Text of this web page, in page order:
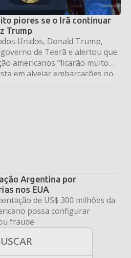
piores se o Irã continuar
Trump
Unidos, Donald Trump,
de Teerã e alertou que
americanos “ficarão muito
em alvejar embarcações no
das rotas marítimas mais
de petróleo. O
nesta […]
Argentina por
nos EUA
de US$ 300 milhões da
possa configurar
fraude